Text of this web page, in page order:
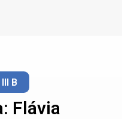
B
Flávia